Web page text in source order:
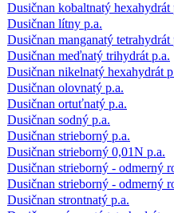
Dusičnan kobaltnatý hexahydrát
Dusičnan lítny p.a.
Dusičnan manganatý tetrahydrát
Dusičnan meďnatý trihydrát p.a.
Dusičnan nikelnatý hexahydrát
Dusičnan olovnatý p.a.
Dusičnan ortuťnatý p.a.
Dusičnan sodný p.a.
Dusičnan strieborný p.a.
Dusičnan strieborný 0,01N p.a.
Dusičnan strieborný - odmerný
Dusičnan strieborný - odmerný
Dusičnan strontnatý p.a.